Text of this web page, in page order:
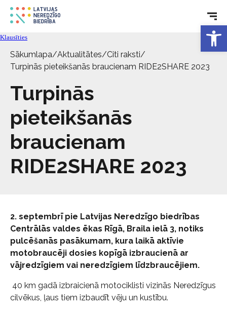
Rehabilitācija
Pakalpojumi
Par biedrību
Kontakti
Klausīties
Sākumlapa/Aktualitātes/Citi raksti/
Turpinās pieteikšanās braucienam RIDE2SHARE 2023
Turpinās
pieteikšanās
braucienam
RIDE2SHARE 2023
2. septembrī pie Latvijas Neredzīgo biedrības
Centrālās valdes ēkas Rīgā, Braila ielā 3, notiks
pulcēšanās pasākumam, kura laikā aktīvie
motobraucēji dosies kopīgā izbraucienā ar
vājredzīgiem vai neredzīgiem līdzbraucējiem.
40 km gadā izbraicienā motociklisti vizinās Neredzīgus
cilvēkus, ļaus tiem izbaudīt vēju un kustību.